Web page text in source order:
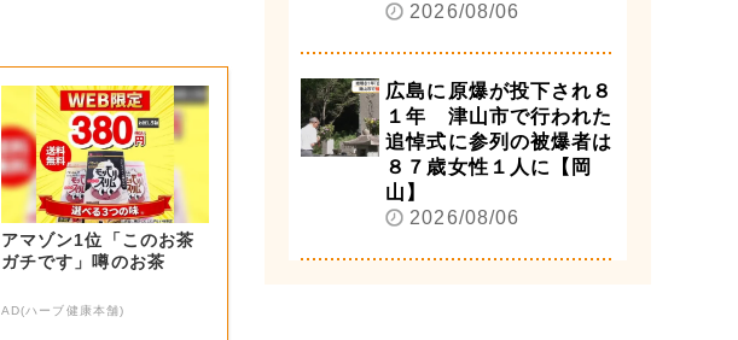
アマゾン1位「このお茶
ガチです」噂のお茶
AD(ハーブ健康本舗)
2026/08/06
広島に原爆が投下され８
１年 津山市で行われた
追悼式に参列の被爆者は
８７歳女性１人に【岡
山】
2026/08/06